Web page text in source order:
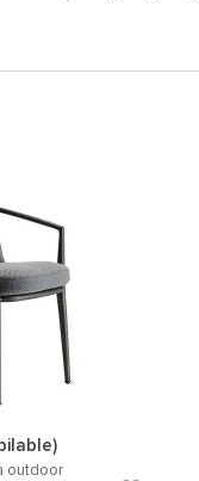
outdoor